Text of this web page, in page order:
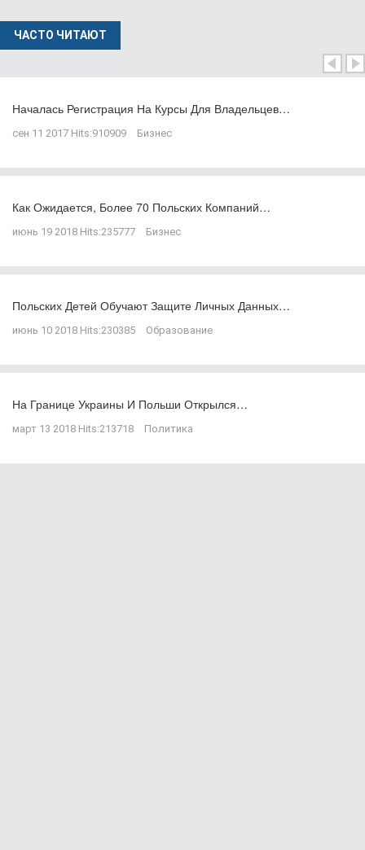
ЧАСТО ЧИТАЮТ
Началась Регистрация На Курсы Для Владельцев…
сен 11 2017 Hits:910909 Бизнес
Как Ожидается, Более 70 Польских Компаний…
июнь 19 2018 Hits:235777 Бизнес
Польских Детей Обучают Защите Личных Данных…
июнь 10 2018 Hits:230385 Образование
На Границе Украины И Польши Открылся…
март 13 2018 Hits:213718 Политика